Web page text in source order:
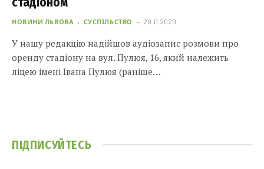
НОВИНИ ЛЬВОВА СУСПІЛЬСТВО 20.11.2020
У нашу редакцію надійшов аудіозапис розмови про
оренду стадіону на вул. Пулюя, 16, який належить
ліцею імені Івана Пулюя (раніше…
ПІДПИСУЙТЕСЬ